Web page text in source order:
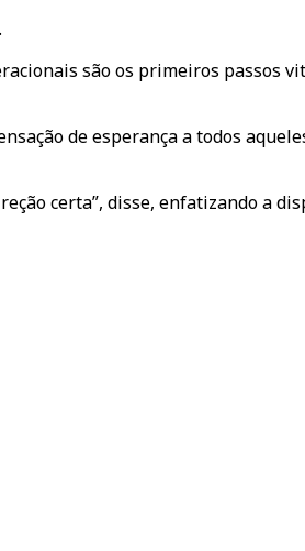
são os primeiros
de esperança a todos
certa”, disse, enfatizando a